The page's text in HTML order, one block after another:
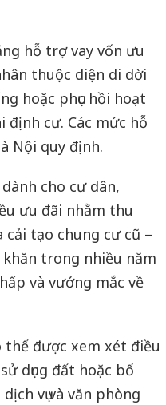
hỗ trợ vay vốn ưu
thuộc diện di dời
hoặc phục hồi hoạt
định cư. Các mức hỗ
Nội quy định.
cho cư dân,
ưu đãi nhằm thu
tạo chung cư cũ –
trong nhiều năm
và vướng mắc về
thể được xem xét điều
dụng đất hoặc bổ
vụ và văn phòng